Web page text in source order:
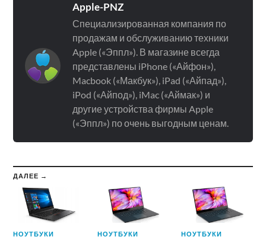
Apple-PNZ
Специализированная компания по
продажам и обслуживанию техники
Apple («Эппл»). В магазине всегда
представлены iPhone («Айфон»),
Macbook («Макбук»), iPad («Айпад»),
iPod («Айпод»), iMac («Аймак») и
другие устройства фирмы Apple
(«Эппл») по очень выгодным ценам.
ДАЛЕЕ →
НОУТБУКИ НОУТБУКИ НОУТБУКИ